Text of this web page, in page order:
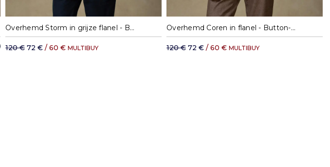
S M L XL XXL Overhemd Storm in grijze flanel - Button-down kraag
120 € 72 € / 60 € MULTIBUY
S M L XL XXL Overhemd Coren in flanel - Button-down kraag
120 € 72 € / 60 € MULTIBUY